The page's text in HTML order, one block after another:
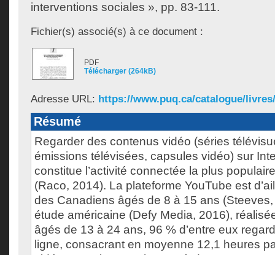
interventions sociales », pp. 83-111.
Fichier(s) associé(s) à ce document :
PDF
Télécharger (264kB)
Adresse URL: https://www.puq.ca/catalogue/
Résumé
Regarder des contenus vidéo (séries
émissions télévisées, capsules vidéo) sur
constitue l’activité connectée la plus
(Raco, 2014). La plateforme YouTube est
des Canadiens âgés de 8 à 15 ans
étude américaine (Defy Media, 2016),
âgés de 13 à 24 ans, 96 % d’entre eux
ligne, consacrant en moyenne 12,1 heures